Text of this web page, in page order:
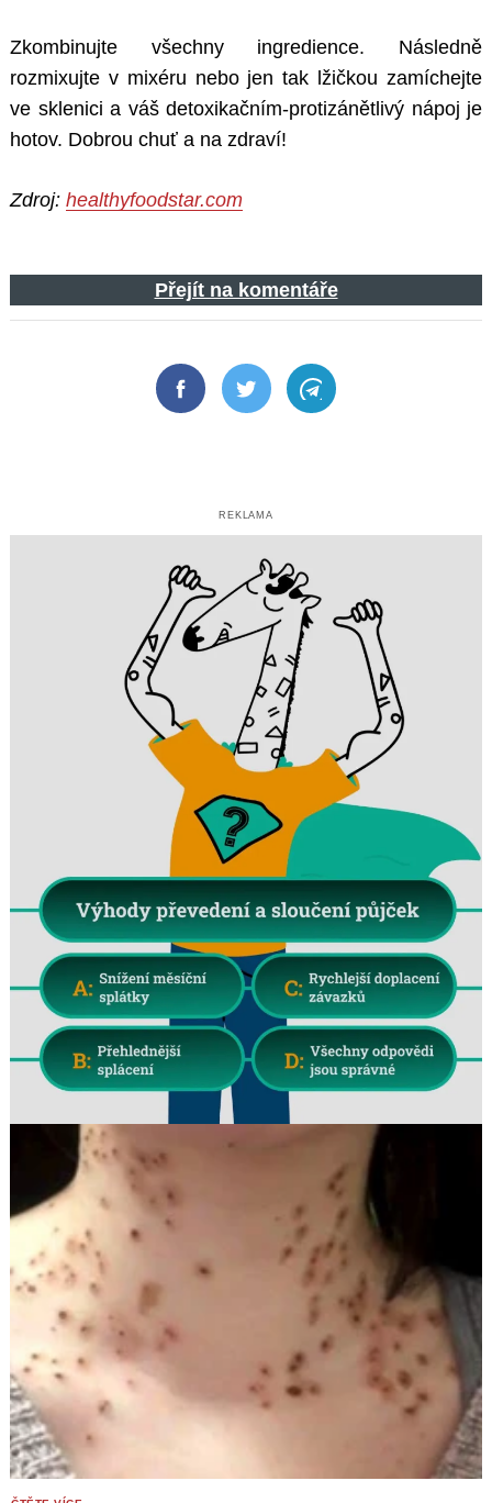
Zkombinujte všechny ingredience. Následně
rozmixujte v mixéru nebo jen tak lžičkou zamíchejte
ve sklenici a váš detoxikačním-protizánětlivý nápoj je
hotov. Dobrou chuť a na zdraví!
Zdroj: healthyfoodstar.com
Přejít na komentáře
FacebookTwitter Telegram
REKLAMA